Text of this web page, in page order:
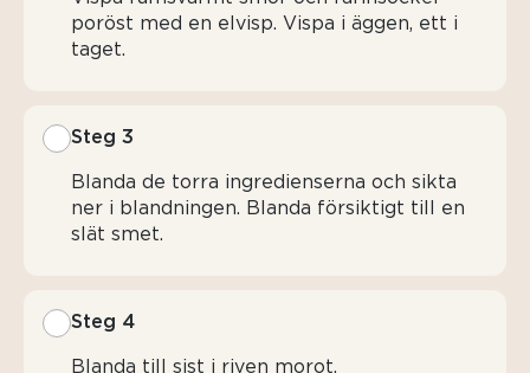
poröst med en elvisp. Vispa i äggen, ett i
taget.
Steg 3
Blanda de torra ingredienserna och sikta
ner i blandningen. Blanda försiktigt till en
slät smet.
Steg 4
Blanda till sist i riven morot.